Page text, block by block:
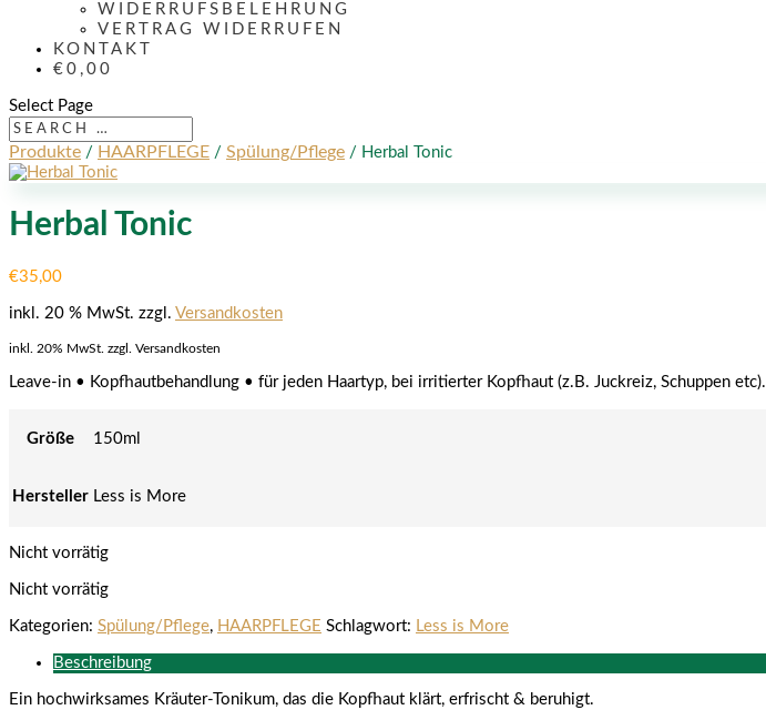
WIDERRUFSBELEHRUNG
VERTRAG WIDERRUFEN
KONTAKT
€0,00
Select Page
Produkte / HAARPFLEGE / Spülung/Pflege / Herbal Tonic
Herbal Tonic
€35,00
inkl. 20 % MwSt. zzgl. Versandkosten
inkl. 20% MwSt. zzgl. Versandkosten
Leave-in • Kopfhautbehandlung • für jeden Haartyp, bei irritierter Kopfhaut (z.B. Juckreiz, Schuppen etc).
Größe 150ml
Hersteller Less is More
Nicht vorrätig
Nicht vorrätig
Kategorien: Spülung/Pflege, HAARPFLEGE Schlagwort: Less is More
Beschreibung
Ein hochwirksames Kräuter-Tonikum, das die Kopfhaut klärt, erfrischt & beruhigt.